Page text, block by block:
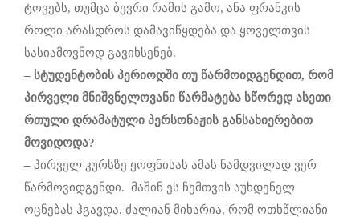
ტოვებს, თუმცა ბევრი რამის გამო, ანა ფრანკის
როლი არასდროს დამავიწყდება და ყოველთვის
სასიამოვნოდ გავიხსენებ.
– სტუდენტობის პერიოდში თუ წარმოიდგენდით, რომ
პირველი მნიშვნელოვანი წარმატება სწორედ ასეთი
რთული დრამატული პერსონაჟის განსახიერებით
მოვიდოდა?
– პირველ კურსზე ყოფნისას ამას ნამდვილად ვერ
წარმოვიდგენდი. მაშინ ეს ჩემთვის აუხდენელ
ოცნებას ჰგავდა. ძალიან მიხარია, რომ ოთხწლიანი